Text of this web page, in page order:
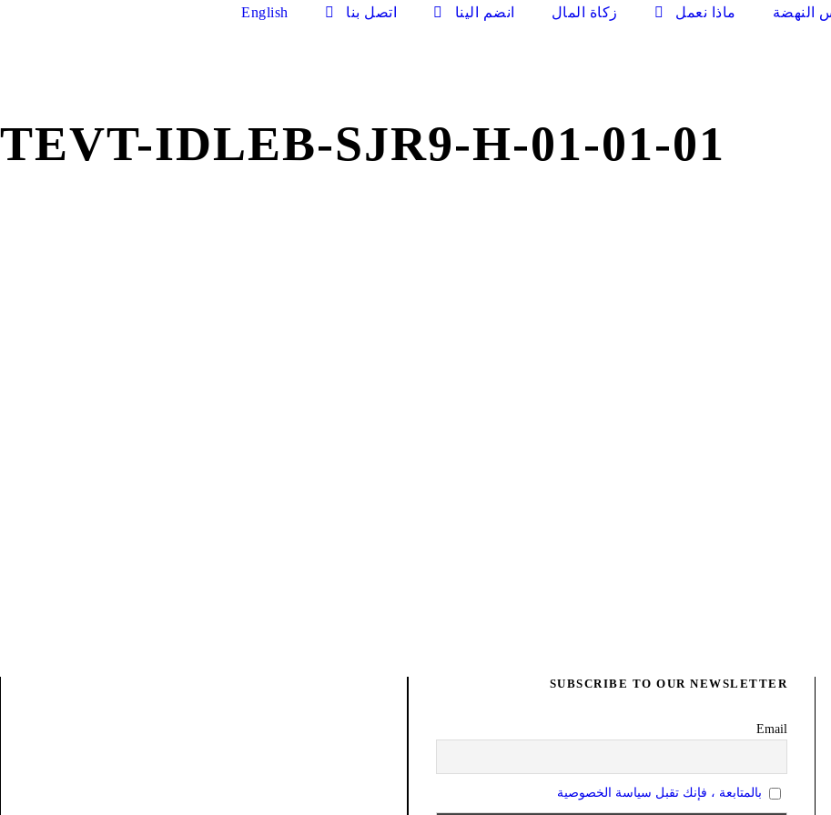
النهضة ماذا نعمل زكاة المال انضم الينا اتصل بنا English
TEVT-IDLEB-SJR9-H-01-01-01
SUBSCRIBE TO OUR NEWSLETTER
Email
بالمتابعة ، فإنك تقبل سياسة الخصوصية